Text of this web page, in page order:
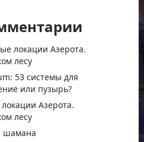
локации Азерота.
лесу
53 системы для
или пузырь?
Азерота.
лесу
шамана